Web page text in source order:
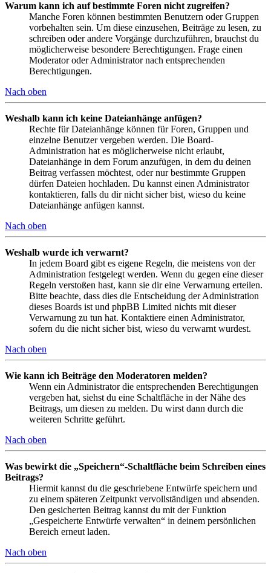
Warum kann ich auf bestimmte Foren nicht zugreifen?
Manche Foren können bestimmten Benutzern oder Gruppen
vorbehalten sein. Um diese einzusehen, Beiträge zu lesen, zu
schreiben oder andere Vorgänge durchzuführen, brauchst du
möglicherweise besondere Berechtigungen. Frage einen
Moderator oder Administrator nach entsprechenden
Berechtigungen.
Nach oben
Weshalb kann ich keine Dateianhänge anfügen?
Rechte für Dateianhänge können für Foren, Gruppen und
einzelne Benutzer vergeben werden. Die Board-
Administration hat es möglicherweise nicht erlaubt,
Dateianhänge in dem Forum anzufügen, in dem du deinen
Beitrag verfassen möchtest, oder nur bestimmte Gruppen
dürfen Dateien hochladen. Du kannst einen Administrator
kontaktieren, falls du dir nicht sicher bist, wieso du keine
Dateianhänge anfügen kannst.
Nach oben
Weshalb wurde ich verwarnt?
In jedem Board gibt es eigene Regeln, die meistens von der
Administration festgelegt werden. Wenn du gegen eine dieser
Regeln verstoßen hast, kann sie dir eine Verwarnung erteilen.
Bitte beachte, dass dies die Entscheidung der Administration
dieses Boards ist und phpBB Limited nichts mit dieser
Verwarnung zu tun hat. Kontaktiere einen Administrator,
sofern du die nicht sicher bist, wieso du verwarnt wurdest.
Nach oben
Wie kann ich Beiträge den Moderatoren melden?
Wenn ein Administrator die entsprechenden Berechtigungen
vergeben hat, siehst du eine Schaltfläche in der Nähe des
Beitrags, um diesen zu melden. Du wirst dann durch die
weiteren Schritte geführt.
Nach oben
Was bewirkt die „Speichern“-Schaltfläche beim Schreiben eines
Beitrags?
Hiermit kannst du die geschriebene Entwürfe speichern und
zu einem späteren Zeitpunkt vervollständigen und absenden.
Den gesicherten Beitrag kannst du mit der Funktion
„Gespeicherte Entwürfe verwalten“ in deinem persönlichen
Bereich erneut laden.
Nach oben